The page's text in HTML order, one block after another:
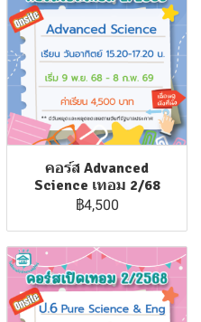
คอร์ส Advanced
Science เทอม 2/68
฿4,500